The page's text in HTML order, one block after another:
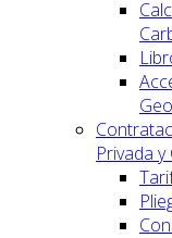
Privada